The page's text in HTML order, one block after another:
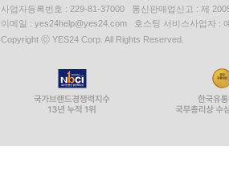
사업자등록번호 : 229-81-37000 통신판매업신고 : 제
이메일 : yes24help@yes24.com 호스팅 서비스사업자 :
Copyright ⓒ YES24 Corp. All Rights Reserved.